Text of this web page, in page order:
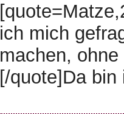
ich mich
machen,
[/quote]Da